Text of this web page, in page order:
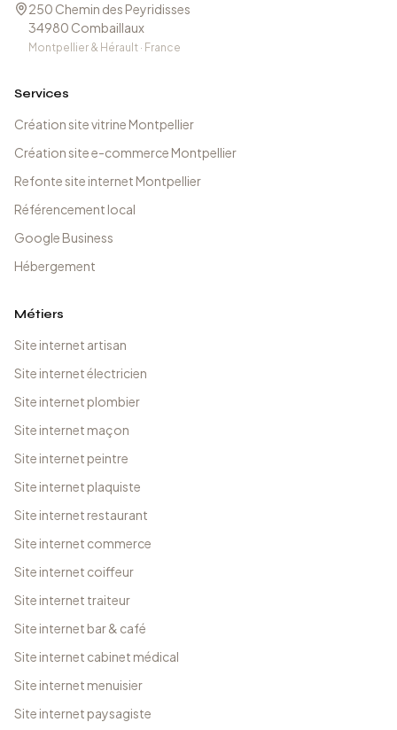
250 Chemin des Peyridisses
34980 Combaillaux
Montpellier & Hérault · France
Services
Création site vitrine Montpellier
Création site e-commerce Montpellier
Refonte site internet Montpellier
Référencement local
Google Business
Hébergement
Métiers
Site internet artisan
Site internet électricien
Site internet plombier
Site internet maçon
Site internet peintre
Site internet plaquiste
Site internet restaurant
Site internet commerce
Site internet coiffeur
Site internet traiteur
Site internet bar & café
Site internet cabinet médical
Site internet menuisier
Site internet paysagiste